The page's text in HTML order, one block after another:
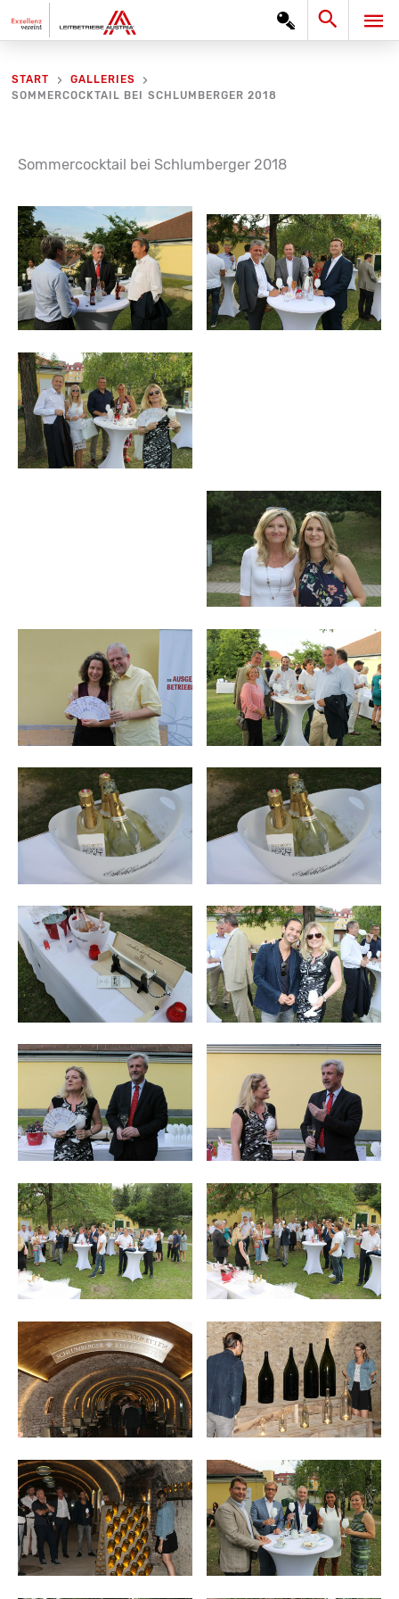
Inhalt
Search
START
GALLERIES
SOMMERCOCKTAIL BEI SCHLUMBERGER 2018
Sommercocktail bei Schlumberger 2018